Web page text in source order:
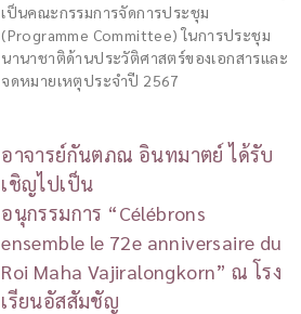
เป็นคณะกรรมการจัดการประชุม
(Programme Committee) ในการประชุม
นานาชาติด้านประวัติศาสตร์ของเอกสารและ
จดหมายเหตุประจำปี 2567
อาจารย์กันตภณ อินทมาตย์ ได้รับ
เชิญไปเป็น
อนุกรรมการ “Célébrons
ensemble le 72e anniversaire du
Roi Maha Vajiralongkorn” ณ โรง
เรียนอัสสัมชัญ